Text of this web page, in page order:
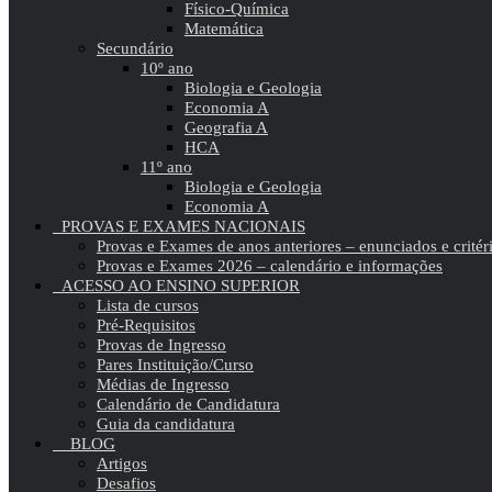
Físico-Química
Matemática
Secundário
10º ano
Biologia e Geologia
Economia A
Geografia A
HCA
11º ano
Biologia e Geologia
Economia A
PROVAS E EXAMES NACIONAIS
Provas e Exames de anos anteriores – enunciados e
Provas e Exames 2026 – calendário e informações
ACESSO AO ENSINO SUPERIOR
Lista de cursos
Pré-Requisitos
Provas de Ingresso
Pares Instituição/Curso
Médias de Ingresso
Calendário de Candidatura
Guia da candidatura
BLOG
Artigos
Desafios